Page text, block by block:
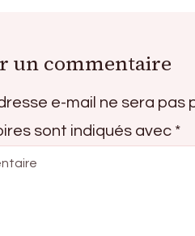
un commentaire
e-mail ne sera pas
sont indiqués avec *